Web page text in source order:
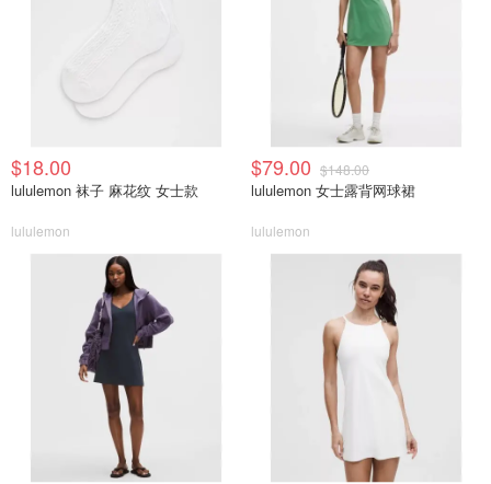
$18.00
lululemon 袜子 麻花纹 女士款
lululemon
$79.00 $148.00
lululemon 女士露背网球裙
lululemon